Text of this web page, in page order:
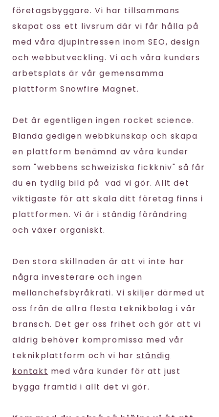
företagsbyggare. Vi har tillsammans
skapat oss ett livsrum där vi får hålla på
med våra djupintressen inom SEO, design
och webbutveckling. Vi och våra kunders
arbetsplats är vår gemensamma
plattform Snowfire Magnet.
Det är egentligen ingen rocket science.
Blanda gedigen webbkunskap och skapa
en plattform benämnd av våra kunder
som "webbens schweiziska fickkniv" så får
du en tydlig bild på vad vi gör. Allt det
viktigaste för att skala ditt företag finns i
plattformen. Vi är i ständig förändring
och växer organiskt.
Den stora skillnaden är att vi inte har
några investerare och ingen
mellanchefsbyråkrati. Vi skiljer därmed ut
oss från de allra flesta teknikbolag i vår
bransch. Det ger oss frihet och gör att vi
aldrig behöver kompromissa med vår
teknikplattform och vi harständig
kontakt med våra kunder för att just
bygga framtid i allt det vi gör.